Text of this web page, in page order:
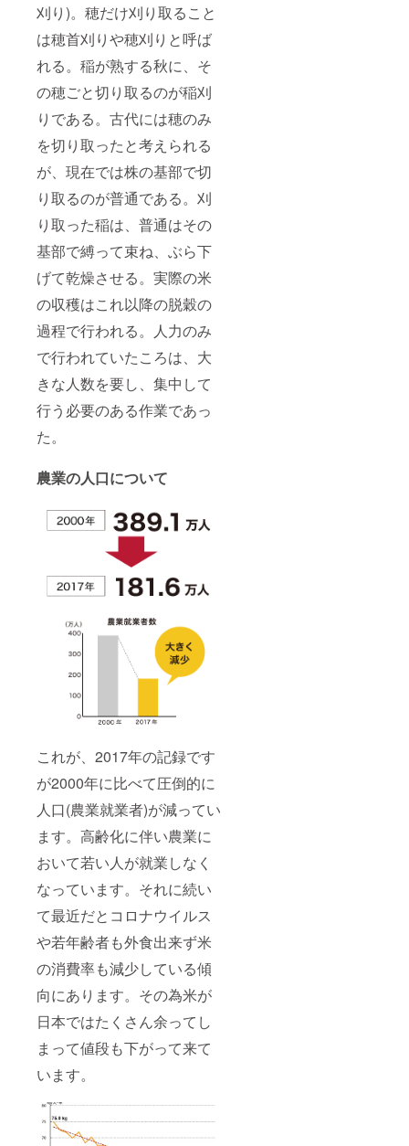
刈り)。穂だけ刈り取ること
は穂首刈りや穂刈りと呼ば
れる。稲が熟する秋に、そ
の穂ごと切り取るのが稲刈
りである。古代には穂のみ
を切り取ったと考えられる
が、現在では株の基部で切
り取るのが普通である。刈
り取った稲は、普通はその
基部で縛って束ね、ぶら下
げて乾燥させる。実際の米
の収穫はこれ以降の脱穀の
過程で行われる。人力のみ
で行われていたころは、大
きな人数を要し、集中して
行う必要のある作業であっ
た。
農業の人口について
これが、2017年の記録です
が2000年に比べて圧倒的に
人口(農業就業者)が減ってい
ます。高齢化に伴い農業に
おいて若い人が就業しなく
なっています。それに続い
て最近だとコロナウイルス
や若年齢者も外食出来ず米
の消費率も減少している傾
向にあります。その為米が
日本ではたくさん余ってし
まって値段も下がって来て
います。